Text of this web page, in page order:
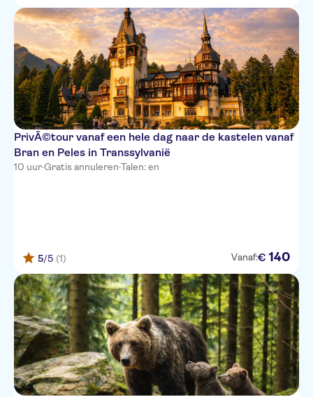
PrivÃ©tour vanaf een hele dag naar de kastelen vanaf
Bran en Peles in Transsylvanië
10 uur·Gratis annuleren·Talen: en
5/5 (1) Vanaf:€ 140